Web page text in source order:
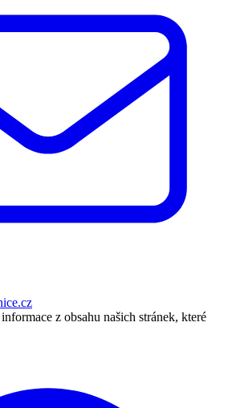
z obsahu našich stránek, které